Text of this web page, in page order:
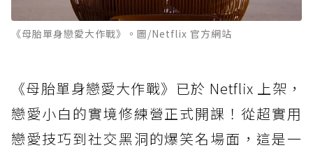
《母胎單身戀愛大作戰》。圖/Netflix 官方網站
《母胎單身戀愛大作戰》已於 Netflix 上架，
戀愛小白的實境修練營正式開課！從超實用
戀愛技巧到社交黑洞的爆笑名場面，這是一